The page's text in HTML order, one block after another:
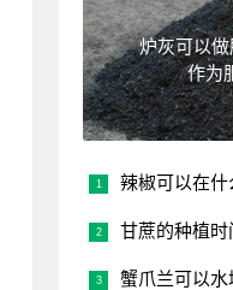
炉灰可以
作为
辣椒可以在什么树
甘蔗的种植时间和
蟹爪兰可以水培